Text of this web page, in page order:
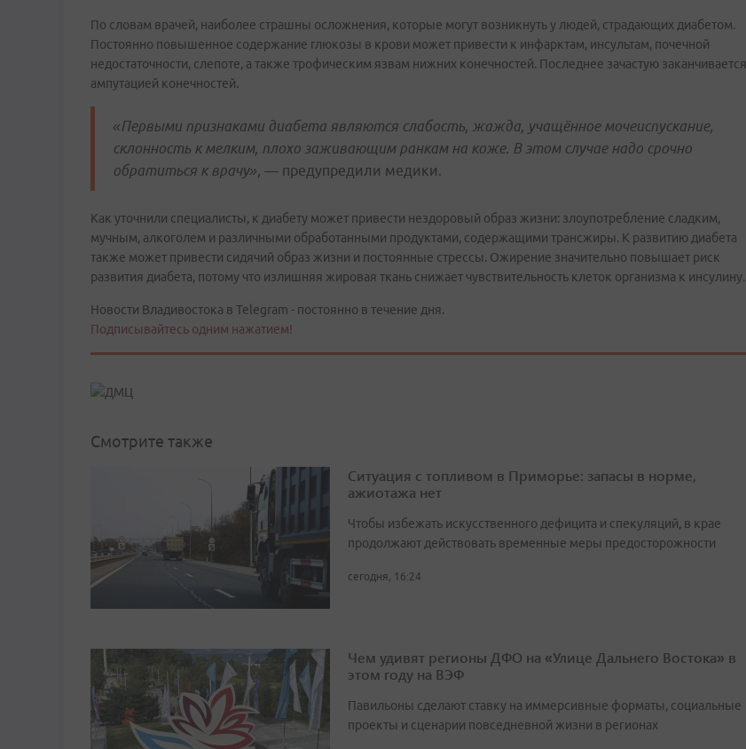
По словам врачей, наиболее страшны осложнения, которые могут возникнуть у людей, страдающих диабетом.
Постоянно повышенное содержание глюкозы в крови может привести к инфарктам, инсультам, почечной
недостаточности, слепоте, а также трофическим язвам нижних конечностей. Последнее зачастую заканчивается
ампутацией конечностей.
«Первыми признаками диабета являются слабость, жажда, учащённое мочеиспускание,
склонность к мелким, плохо заживающим ранкам на коже. В этом случае надо срочно
обратиться к врачу», — предупредили медики.
Как уточнили специалисты, к диабету может привести нездоровый образ жизни: злоупотребление сладким,
мучным, алкоголем и различными обработанными продуктами, содержащими трансжиры. К развитию диабета
также может привести сидячий образ жизни и постоянные стрессы. Ожирение значительно повышает риск
развития диабета, потому что излишняя жировая ткань снижает чувствительность клеток организма к инсулину.
Новости Владивостока в Telegram - постоянно в течение дня.
Подписывайтесь одним нажатием!
Смотрите также
Ситуация с топливом в Приморье: запасы в норме,
ажиотажа нет
Чтобы избежать искусственного дефицита и спекуляций, в крае
продолжают действовать временные меры предосторожности
сегодня, 16:24
Чем удивят регионы ДФО на «Улице Дальнего Востока» в
этом году на ВЭФ
Павильоны сделают ставку на иммерсивные форматы, социальные
проекты и сценарии повседневной жизни в регионах